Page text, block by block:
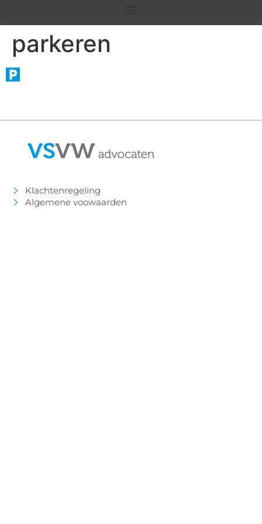
parkeren
Klachtenregeling
Algemene voowaarden